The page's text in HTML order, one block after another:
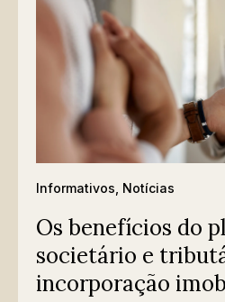
Informativos Notícias
Os benefícios do
societário e
incorporação